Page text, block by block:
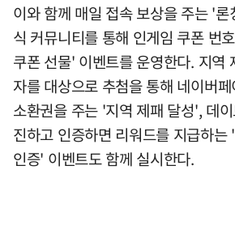
이와 함께 매일 접속 보상을 주는 '
식 커뮤니티를 통해 인게임 쿠폰 번
쿠폰 선물' 이벤트를 운영한다. 지역
자를 대상으로 추첨을 통해 네이버
소환권을 주는 '지역 제패 달성', 데
진하고 인증하면 리워드를 지급하는
인증' 이벤트도 함께 실시한다.